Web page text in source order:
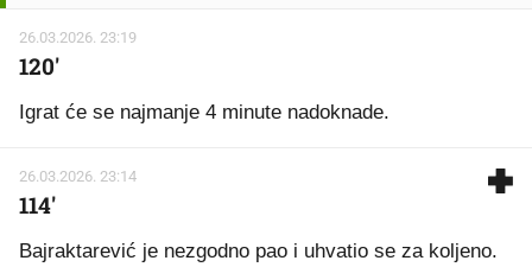
26.03.2026. 23:19
120'
Igrat će se najmanje 4 minute nadoknade.
26.03.2026. 23:14
114'
Bajraktarević je nezgodno pao i uhvatio se za koljeno.